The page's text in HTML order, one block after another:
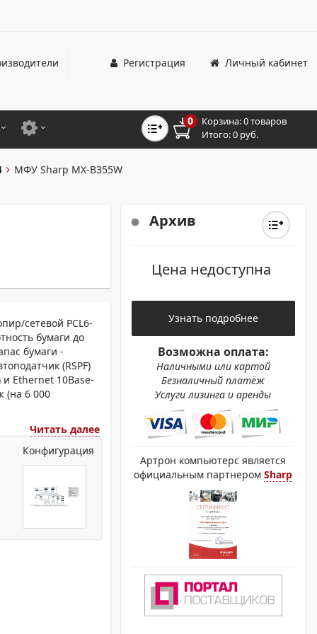
Личный кабинет
Регистрация
ПРИНТЕРЫ
ДЛЯ ШИРОКОФОРМАТНЫХ СИСТЕМ
0 Корзина:0 товаров
Итого:0 руб.
МФУ Sharp MX-B355W
сетевой PCL6-
бумаги до
бумаги -
(RSPF)
и Ethernet 10Base-
(на 6 000
Читать далее
Конфигурация
Архив
Цена недоступна
Узнать подробнее
Возможна оплата:
Наличными или картой
Безналичный платёж
Услуги лизинга и аренды
Артрон компьютерс является
официальным партнеромSharp